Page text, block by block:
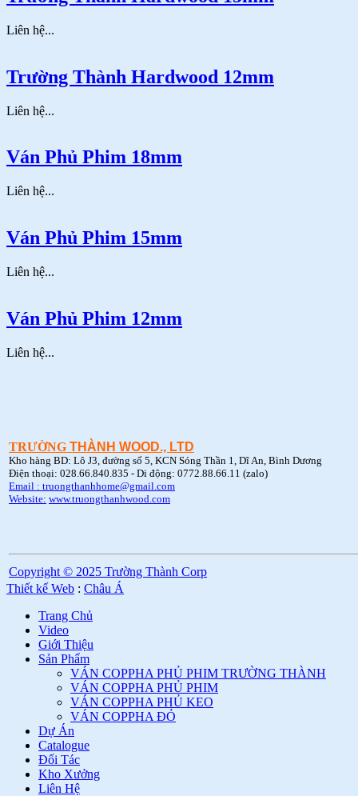
Liên hệ...
Trường Thành Hardwood 12mm
Liên hệ...
Ván Phủ Phim 18mm
Liên hệ...
Ván Phủ Phim 15mm
Liên hệ...
Ván Phủ Phim 12mm
Liên hệ...
TRƯỜNG THÀNH WOOD., LTD
Kho hàng BD: Lô J3, đường số 5, KCN Sóng Thần 1, Dĩ An, Bình Dương
Điện thoại: 028.66.840.835 - Di động: 0772.88.66.11 (zalo)
Email : truongthanhhome@gmail.com
Website: www.truongthanhwood.com
Copyright © 2025 Trường Thành Corp
Thiết kế Web : Châu Á
Trang Chủ
Video
Giới Thiệu
Sản Phẩm
VÁN COPPHA PHỦ PHIM TRƯỜNG THÀNH
VÁN COPPHA PHỦ PHIM
VÁN COPPHA PHỦ KEO
VÁN COPPHA ĐỎ
Dự Án
Catalogue
Đối Tác
Kho Xưởng
Liên Hệ